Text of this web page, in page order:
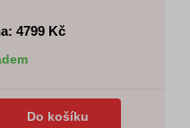
4799Kč
Do košíku